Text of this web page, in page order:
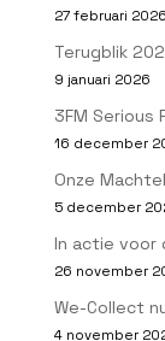
27 februari 2026
Terugblik
9 januari 2026
3FM Serious
16 december
Onze
5 december
In actie voor
26 november
We-Collect
4 november